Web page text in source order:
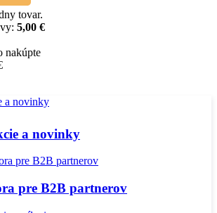
tovar.
5,00 €
nakúpte
a novinky
pre B2B partnerov